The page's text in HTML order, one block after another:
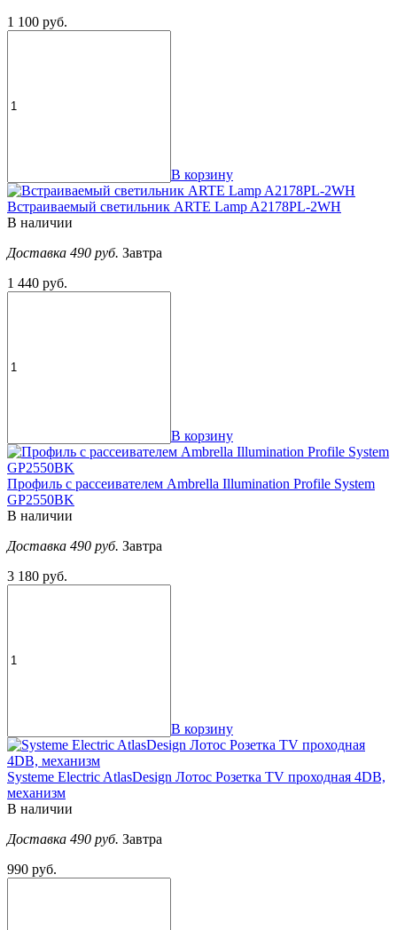
1 100 руб.
В корзину
Встраиваемый светильник ARTE Lamp A2178PL-2WH
В наличии
Доставка 490 руб. Завтра
1 440 руб.
В корзину
Профиль с рассеивателем Ambrella Illumination Profile System
GP2550BK
В наличии
Доставка 490 руб. Завтра
3 180 руб.
В корзину
Systeme Electric AtlasDesign Лотос Розетка TV проходная 4DB,
механизм
В наличии
Доставка 490 руб. Завтра
990 руб.